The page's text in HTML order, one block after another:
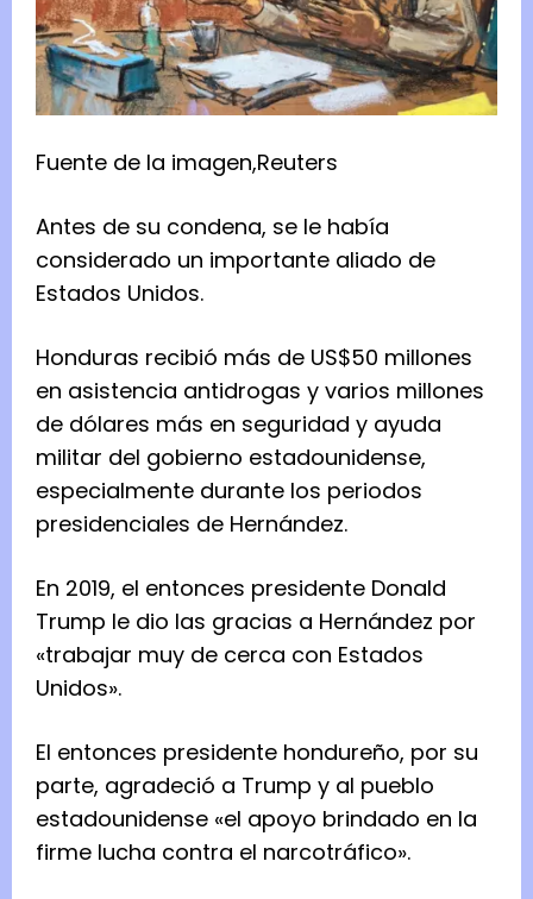
Fuente de la imagen,Reuters
Antes de su condena, se le había
considerado un importante aliado de
Estados Unidos.
Honduras recibió más de US$50 millones
en asistencia antidrogas y varios millones
de dólares más en seguridad y ayuda
militar del gobierno estadounidense,
especialmente durante los periodos
presidenciales de Hernández.
En 2019, el entonces presidente Donald
Trump le dio las gracias a Hernández por
«trabajar muy de cerca con Estados
Unidos».
El entonces presidente hondureño, por su
parte, agradeció a Trump y al pueblo
estadounidense «el apoyo brindado en la
firme lucha contra el narcotráfico».